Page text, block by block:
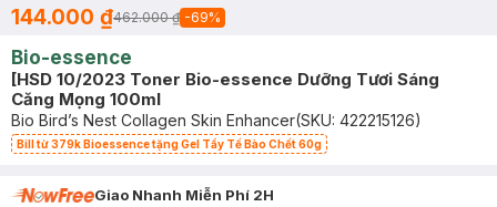
144.000 ₫462.000 ₫ -69%
Bio-essence
[HSD 10/2023 Toner Bio-essence Dưỡng Tươi Sáng
Căng Mọng 100ml
Bio Bird’s Nest Collagen Skin Enhancer(SKU: 422215126)
Bill từ 379k Bioessence tặng Gel Tẩy Tế Bào Chết 60g
Giao Nhanh Miễn Phí 2H